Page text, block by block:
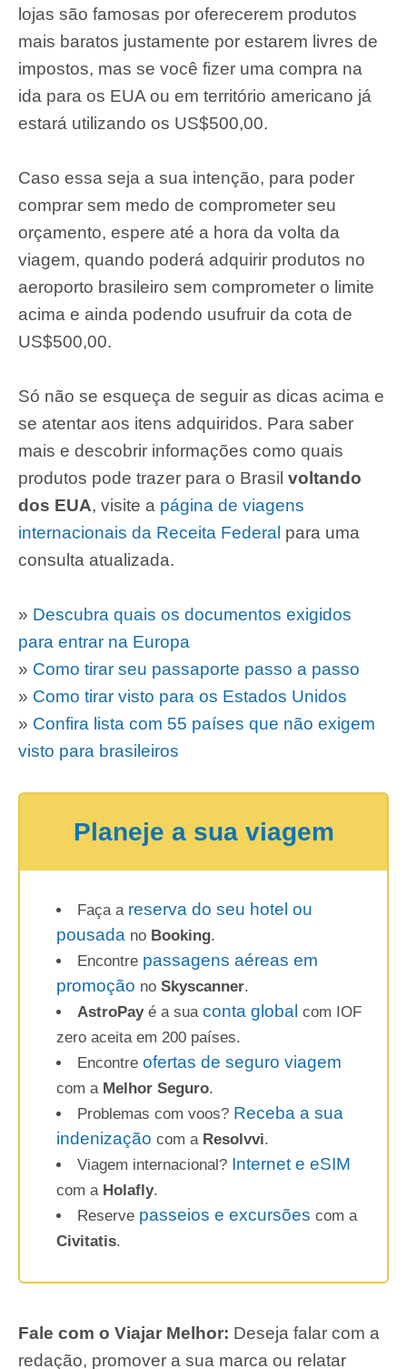
lojas são famosas por oferecerem produtos
mais baratos justamente por estarem livres de
impostos, mas se você fizer uma compra na
ida para os EUA ou em território americano já
estará utilizando os US$500,00.
Caso essa seja a sua intenção, para poder
comprar sem medo de comprometer seu
orçamento, espere até a hora da volta da
viagem, quando poderá adquirir produtos no
aeroporto brasileiro sem comprometer o limite
acima e ainda podendo usufruir da cota de
US$500,00.
Só não se esqueça de seguir as dicas acima e
se atentar aos itens adquiridos. Para saber
mais e descobrir informações como quais
produtos pode trazer para o Brasil voltando
dos EUA, visite a página de viagens
internacionais da Receita Federal para uma
consulta atualizada.
» Descubra quais os documentos exigidos
para entrar na Europa
» Como tirar seu passaporte passo a passo
» Como tirar visto para os Estados Unidos
» Confira lista com 55 países que não exigem
visto para brasileiros
Planeje a sua viagem
Faça a reserva do seu hotel ou
pousada no Booking.
Encontre passagens aéreas em
promoção no Skyscanner.
AstroPayé a sua conta global com IOF
zero aceita em 200 países.
Encontre ofertas de seguro viagem
com a Melhor Seguro.
Problemas com voos? Receba a sua
indenização com a Resolvvi.
Viagem internacional? Internet e eSIM
com a Holafly.
Reserve passeios e excursões com a
Civitatis.
Fale com o Viajar Melhor: Deseja falar com a
redação, promover a sua marca ou relatar